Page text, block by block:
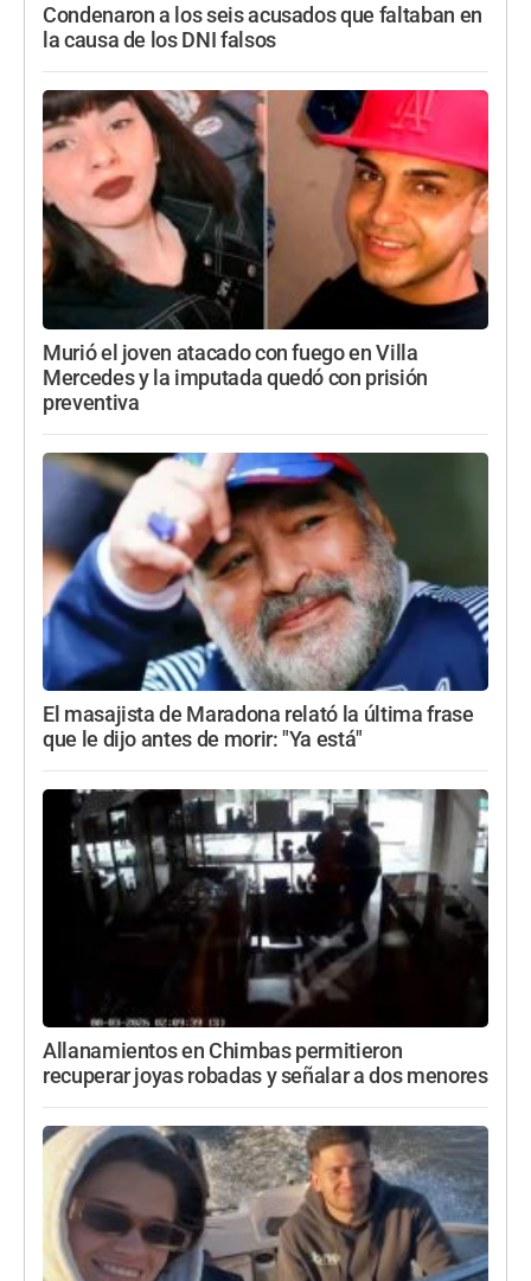
Condenaron a los seis acusados que faltaban en
la causa de los DNI falsos
Murió el joven atacado con fuego en Villa
Mercedes y la imputada quedó con prisión
preventiva
El masajista de Maradona relató la última frase
que le dijo antes de morir: "Ya está"
Allanamientos en Chimbas permitieron
recuperar joyas robadas y señalar a dos menores